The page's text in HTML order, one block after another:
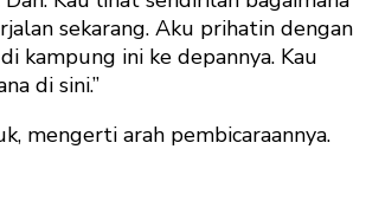
sekarang. Aku prihatin dengan
kampung ini ke depannya. Kau
di sini.”
mengerti arah pembicaraannya.